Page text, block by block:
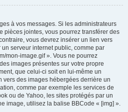
à vos messages. Si les administrateurs
pièces jointes, vous pourrez transférer des
vous devrez insérer un lien vers
serveur internet public, comme par
mon-image.gif ». Vous ne pourrez
images présentes sur votre propre
que celui-ci soit en lui-même un
vers des images hébergées derrière un
comme par exemple les services de
ou de Yahoo, les sites protégés par un
image, utilisez la balise BBCode « [img] ».